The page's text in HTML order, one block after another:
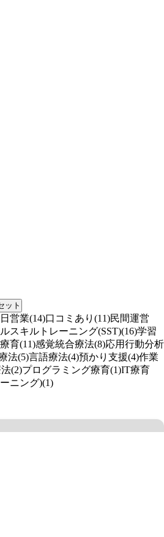
ット
営業(14)口コミあり(11)民間運営
スキルトレーニング(SST)(16)学習
育(11)感覚統合療法(8)応用行動分析
法(5)言語療法(4)預かり支援(4)作業
(2)プログラミング療育(1)IT療育
ニング)(1)